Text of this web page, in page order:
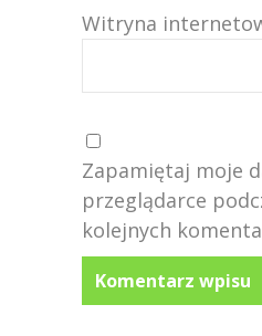
Witryna
Zapamiętaj moje
przeglądarce
kolejnych